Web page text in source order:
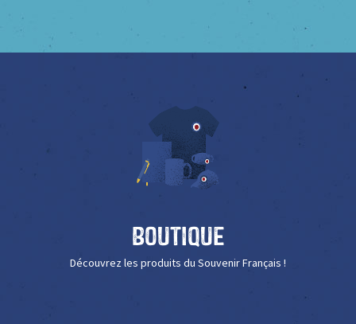
Boutique
Découvrez les produits du Souvenir Français !